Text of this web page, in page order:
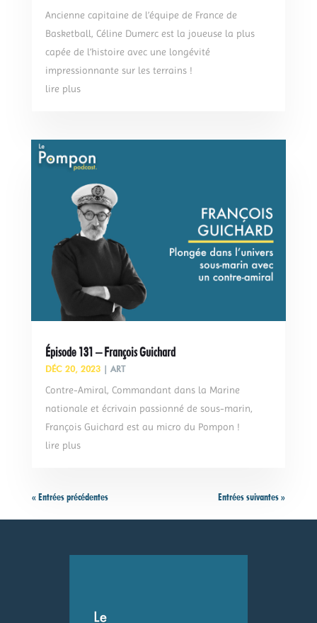
Ancienne capitaine de l’équipe de France de
Basketball, Céline Dumerc est la joueuse la plus
capée de l’histoire avec une longévité
impressionnante sur les terrains !
lire plus
Épisode 131 – François Guichard
DÉC 20, 2023| ART
Contre-Amiral, Commandant dans la Marine
nationale et écrivain passionné de sous-marin,
François Guichard est au micro du Pompon !
lire plus
« Entrées précédentes Entrées suivantes »